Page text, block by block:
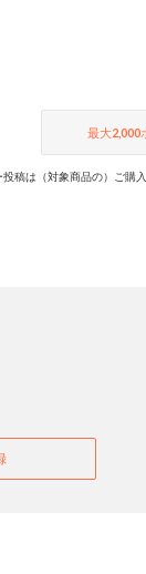
最大2,000
稿は（対象商品の）ご購